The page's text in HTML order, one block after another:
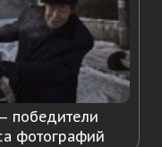
победители
фотографий